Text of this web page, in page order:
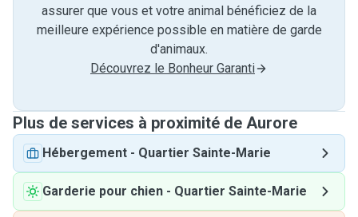
assurer que vous et votre animal bénéficiez de la
meilleure expérience possible en matière de garde
d'animaux.
Découvrez le Bonheur Garanti
Plus de services à proximité de Aurore
Hébergement - Quartier Sainte-Marie
Garderie pour chien - Quartier Sainte-Marie